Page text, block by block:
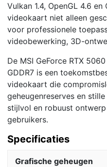
Vulkan 1.4, OpenGL 4.6
videokaart niet alleen
voor professionele
videobewerking, 3D-
De MSI GeForce RTX
GDDR7 is een
videokaart die
geheugenreserves en
stijlvol en robuust
gebruikers.
Specificaties
Grafische geheugen